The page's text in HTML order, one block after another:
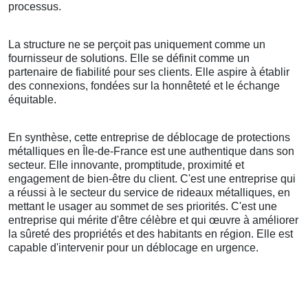
processus.
La structure ne se perçoit pas uniquement comme un
fournisseur de solutions. Elle se définit comme un
partenaire de fiabilité pour ses clients. Elle aspire à établir
des connexions, fondées sur la honnêteté et le échange
équitable.
En synthèse, cette entreprise de déblocage de protections
métalliques en Île-de-France est une authentique dans son
secteur. Elle innovante, promptitude, proximité et
engagement de bien-être du client. C'est une entreprise qui
a réussi à le secteur du service de rideaux métalliques, en
mettant le usager au sommet de ses priorités. C'est une
entreprise qui mérite d'être célèbre et qui œuvre à améliorer
la sûreté des propriétés et des habitants en région. Elle est
capable d'intervenir pour un déblocage en urgence.